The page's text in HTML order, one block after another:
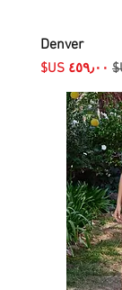
Denver
سعر البيع